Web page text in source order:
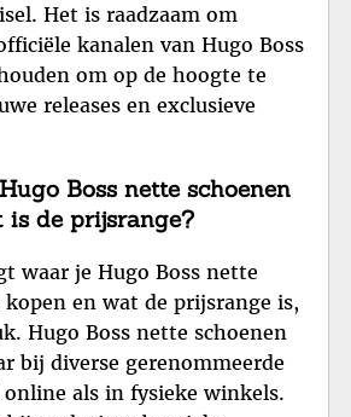
Het is raadzaam om
kanalen van Hugo Boss
om op de hoogte te
releases en exclusieve
Boss nette schoenen
is de prijsrange?
waar je Hugo Boss nette
en wat de prijsrange is,
Hugo Boss nette schoenen
bij diverse gerenommeerde
als in fysieke winkels.